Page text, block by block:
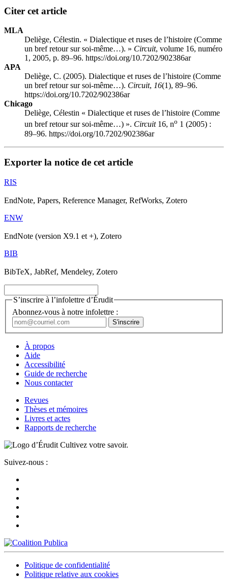
Citer cet article
MLA
Deliège, Célestin. « Dialectique et ruses de l’histoire (Comme
un bref retour sur soi-même…). » Circuit, volume 16, numéro
1, 2005, p. 89–96. https://doi.org/10.7202/902386ar
APA
Deliège, C. (2005). Dialectique et ruses de l’histoire (Comme
un bref retour sur soi-même…). Circuit, 16(1), 89–96.
https://doi.org/10.7202/902386ar
Chicago
Deliège, Célestin « Dialectique et ruses de l’histoire (Comme
un bref retour sur soi-même…) ». Circuit16, no 1 (2005) :
89–96. https://doi.org/10.7202/902386ar
Exporter la notice de cet article
RIS
EndNote, Papers, Reference Manager, RefWorks, Zotero
ENW
EndNote (version X9.1 et +), Zotero
BIB
BibTeX, JabRef, Mendeley, Zotero
S’inscrire à l’infolettre d’Érudit
Abonnez-vous à notre infolettre :
À propos
Aide
Accessibilité
Guide de recherche
Nous contacter
Revues
Thèses et mémoires
Livres et actes
Rapports de recherche
Cultivez votre savoir.
Suivez-nous :
Politique de confidentialité
Politique relative aux cookies